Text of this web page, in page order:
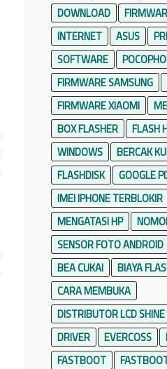
DOWNLOAD
INTERNET
ASUS
SOFTWARE
FIRMWARE SAMSUNG
FIRMWARE XIAOMI
BOX FLASHER
FLASH
WINDOWS
BERCAK
FLASHDISK
GOOGLE
IMEI IPHONE TERBLOKIR
MENGATASI HP
SENSOR FOTO ANDROID
BEA CUKAI
BIAYA
CARA MEMBUKA
DISTRIBUTOR LCD
DRIVER
EVERCOSS
FASTBOOT